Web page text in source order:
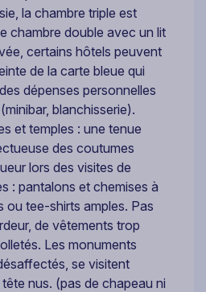
la chambre triple est
chambre double avec un lit
certains hôtels peuvent
de la carte bleue qui
dépenses personnelles
blanchisserie).
et temples : une tenue
des coutumes
lors des visites de
: pantalons et chemises à
ou tee-shirts amples. Pas
de vêtements trop
Les monuments
se visitent
nus. (pas de chapeau ni